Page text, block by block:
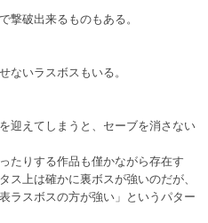
撃破出来るものもある。
ないラスボスもいる。
迎えてしまうと、セーブを消さない
たりする作品も僅かながら存在す
上は確かに裏ボスが強いのだが、
ラスボスの方が強い」というパター